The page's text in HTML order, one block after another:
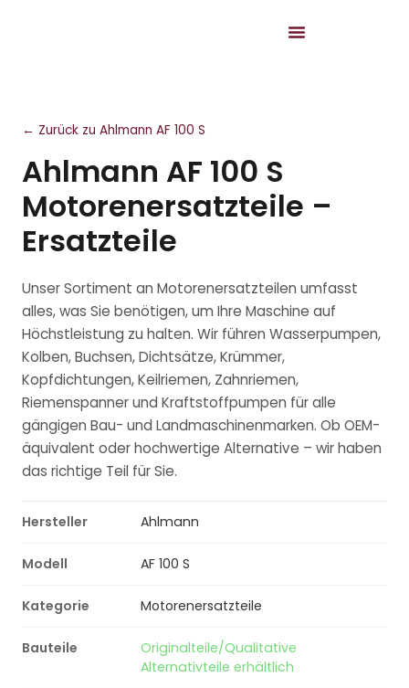
← Zurück zu Ahlmann AF 100 S
Ahlmann AF 100 S
Motorenersatzteile –
Ersatzteile
Unser Sortiment an Motorenersatzteilen umfasst
alles, was Sie benötigen, um Ihre Maschine auf
Höchstleistung zu halten. Wir führen Wasserpumpen,
Kolben, Buchsen, Dichtsätze, Krümmer,
Kopfdichtungen, Keilriemen, Zahnriemen,
Riemenspanner und Kraftstoffpumpen für alle
gängigen Bau- und Landmaschinenmarken. Ob OEM-
äquivalent oder hochwertige Alternative – wir haben
das richtige Teil für Sie.
Hersteller Ahlmann
Modell AF 100 S
Kategorie Motorenersatzteile
Bauteile
Originalteile/Qualitative
Alternativteile erhältlich